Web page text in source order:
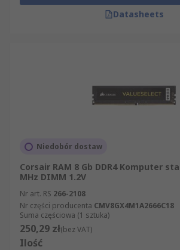
Datasheets
Niedobór dostaw
Corsair RAM 8 Gb DDR4 Komputer
MHz DIMM 1.2V
Nr art. RS 266-2108
Nr części producenta CMV8GX4M1A2666C18
Suma częściowa (1 sztuka)
250,29 zł(bez VAT)
Ilość